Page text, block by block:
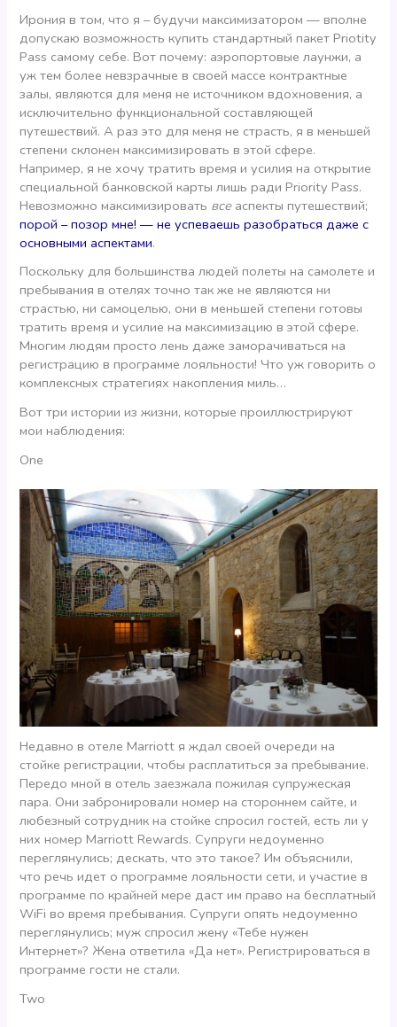
Ирония в том, что я – будучи максимизатором — вполне
допускаю возможность купить стандартный пакет Priotity
Pass самому себе. Вот почему: аэропортовые лаунжи, а
уж тем более невзрачные в своей массе контрактные
залы, являются для меня не источником вдохновения, а
исключительно функциональной составляющей
путешествий. А раз это для меня не страсть, я в меньшей
степени склонен максимизировать в этой сфере.
Например, я не хочу тратить время и усилия на открытие
специальной банковской карты лишь ради Priority Pass.
Невозможно максимизировать всеаспекты путешествий;
порой – позор мне! — не успеваешь разобраться даже с
основными аспектами.
Поскольку для большинства людей полеты на самолете и
пребывания в отелях точно так же не являются ни
страстью, ни самоцелью, они в меньшей степени готовы
тратить время и усилие на максимизацию в этой сфере.
Многим людям просто лень даже заморачиваться на
регистрацию в программе лояльности! Что уж говорить о
комплексных стратегиях накопления миль…
Вот три истории из жизни, которые проиллюстрируют
мои наблюдения:
One
Недавно в отеле Marriott я ждал своей очереди на
стойке регистрации, чтобы расплатиться за пребывание.
Передо мной в отель заезжала пожилая супружеская
пара. Они забронировали номер на стороннем сайте, и
любезный сотрудник на стойке спросил гостей, есть ли у
них номер Marriott Rewards. Супруги недоуменно
переглянулись; дескать, что это такое? Им объяснили,
что речь идет о программе лояльности сети, и участие в
программе по крайней мере даст им право на бесплатный
WiFi во время пребывания. Супруги опять недоуменно
переглянулись; муж спросил жену «Тебе нужен
Интернет»? Жена ответила «Да нет». Регистрироваться в
программе гости не стали.
Two